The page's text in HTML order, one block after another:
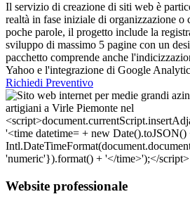
Il servizio di creazione di siti web è
realtà in fase iniziale di organizzazione o
poche parole, il progetto include la
sviluppo di massimo 5 pagine con un
pacchetto comprende anche
Yahoo e l'integrazione di Google
Richiedi Preventivo
Website professionale